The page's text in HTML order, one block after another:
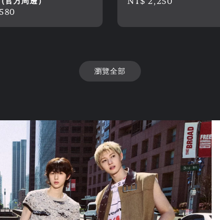
瀏覽全部